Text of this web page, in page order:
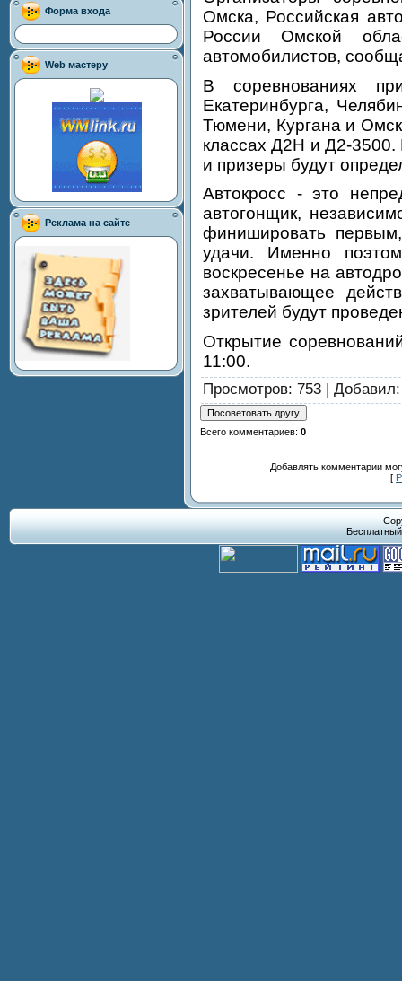
Форма входа
Web мастеру
Реклама на сайте
Омска, Российская
России Омской
автомобилистов,
В соревнованиях
Екатеринбурга,
Тюмени, Кургана и
классах Д2Н и Д2-3500.
и призеры будут
Автокросс - это
автогонщик,
финишировать
удачи. Именно
воскресенье на
захватывающее
зрителей будут
Открытие
11:00.
Просмотров: 753 | Добавил
Всего комментариев: 0
Добавлять комментарии
[